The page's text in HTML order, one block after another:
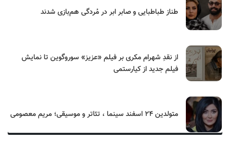
طناز طباطبایی و صابر ابر در مُردگی هم‌بازی شدند
از نقدِ شهرام مکری بر فیلم «عزیز» سوروگوین تا نمایش
فیلم جدید از کیارستمی
متولدین ۲۴ اسفند سینما ، تئاتر و موسیقی؛ مریم معصومی